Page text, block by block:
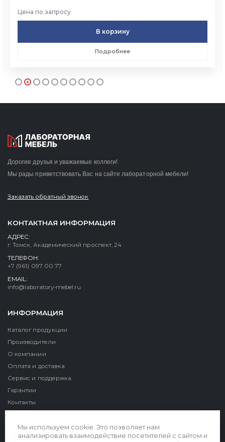
Цена по запросу
В корзину
Подробнее
Дорогие друзья и уважаемые коллеги!
Мы рады приветствовать Вас на сайте лабораторной мебели!
Заказать обратный звонок
КОНТАКТНАЯ ИНФОРМАЦИЯ
АДРЕС:
г. Томск, Академический проспект, 24
ТЕЛЕФОН:
+7 (961) 097 00 77
EMAIL:
info@laboratory-mebel.ru
ИНФОРМАЦИЯ
Каталог продукции
Производители
О компании
Оплата и доставка
Сервис и поддержка
Гарантии
Контакты
Мы используем cookie. Это позволяет нам
анализировать взаимодействие посетителей с сайтом и